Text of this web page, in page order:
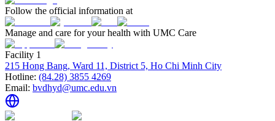
Follow the official information at
Manage and care for your health with UMC Care
Facility 1
215 Hong Bang, Ward 11, District 5, Ho Chi Minh City
Hotline: (84.28) 3855 4269
Email: bvdhyd@umc.edu.vn